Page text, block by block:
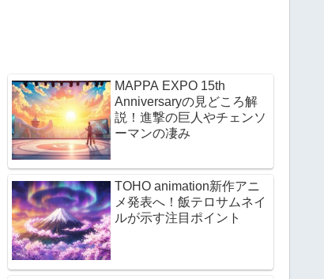
MAPPA EXPO 15th
Anniversaryの見どころ解
説！進撃の巨人やチェンソ
ーマンの凄み
TOHO animation新作アニ
メ発表へ！飯テロサムネイ
ルが示す注目ポイント